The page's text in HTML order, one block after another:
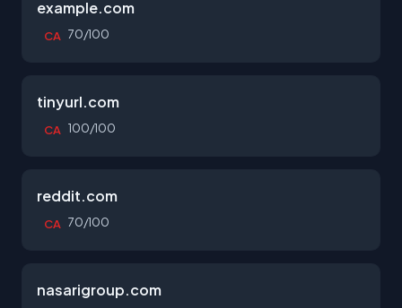
example.com
CA 70/100
tinyurl.com
CA 100/100
reddit.com
CA 70/100
nasarigroup.com